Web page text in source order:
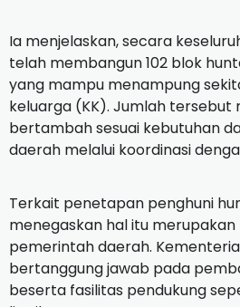
Ia menjelaskan, secara
telah membangun 102 blok
yang mampu menampung
keluarga (KK). Jumlah tersebut
bertambah sesuai kebutuhan
daerah melalui koordinasi
Terkait penetapan penghuni
menegaskan hal itu
pemerintah daerah.
bertanggung jawab pada
beserta fasilitas pendukung